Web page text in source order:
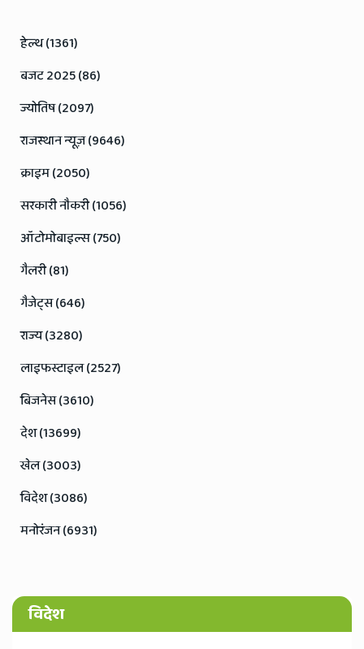
हेल्थ (1361)
बजट 2025 (86)
ज्योतिष (2097)
राजस्थान न्यूज़ (9646)
क्राइम (2050)
सरकारी नौकरी (1056)
ऑटोमोबाइल्स (750)
गैलरी (81)
गैजेट्स (646)
राज्य (3280)
लाइफस्टाइल (2527)
बिजनेस (3610)
देश (13699)
खेल (3003)
विदेश (3086)
मनोरंजन (6931)
विदेश